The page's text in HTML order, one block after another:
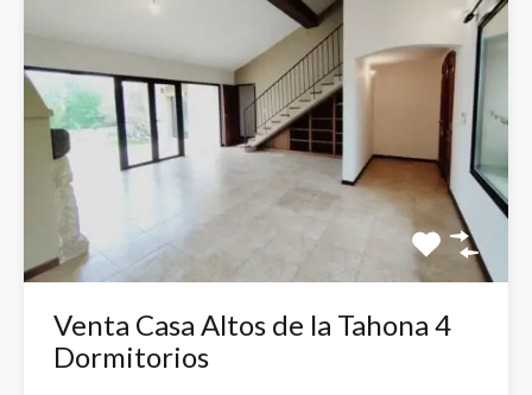
Venta Casa Altos de la Tahona 4
Dormitorios